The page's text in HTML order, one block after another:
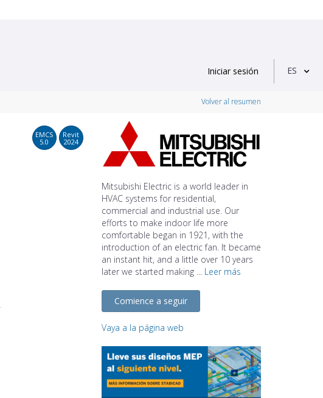
Iniciar sesión ES
Volver al resumen
EMCS
5.0
Revit
2024
Mitsubishi Electric is a world leader in
HVAC systems for residential,
commercial and industrial use. Our
efforts to make indoor life more
comfortable began in 1921, with the
introduction of an electric fan. It became
an instant hit, and a little over 10 years
later we started making ... Leer más
Comience a seguir
Vaya a la página web